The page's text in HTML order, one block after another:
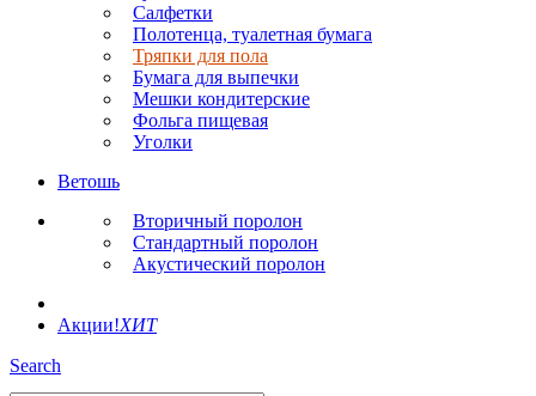
Салфетки
Полотенца, туалетная бумага
Тряпки для пола
Бумага для выпечки
Мешки кондитерские
Фольга пищевая
Уголки
Ветошь
Вторичный поролон
Стандартный поролон
Акустический поролон
Акции!ХИТ
Search